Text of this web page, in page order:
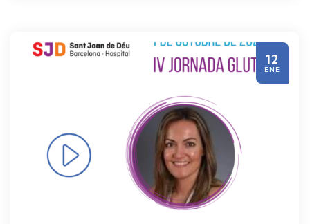
12
ENE